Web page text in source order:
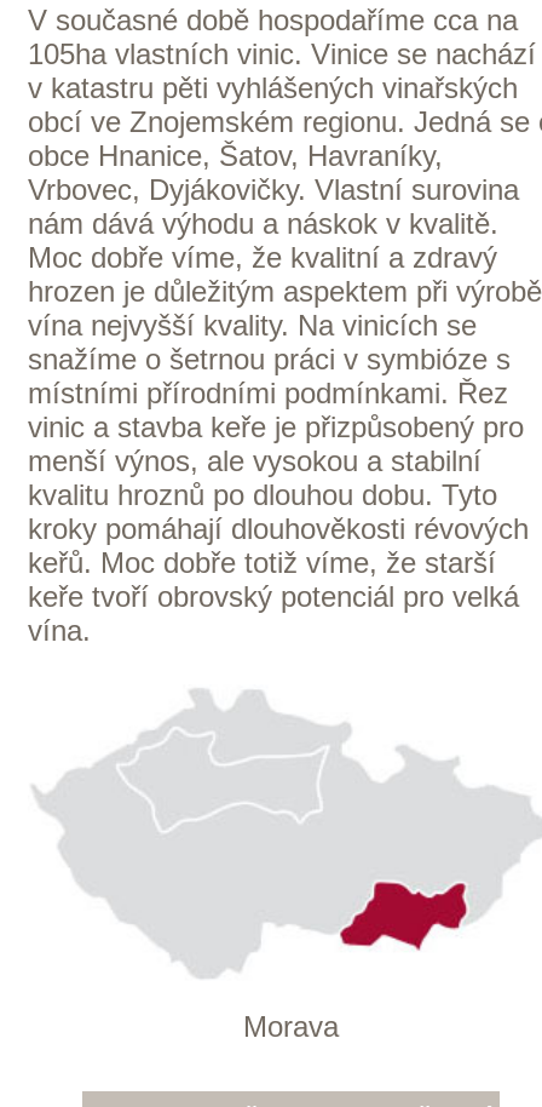
Domů
Naše služby
Vinařství v naší nabídce
Naši zákazníci
E-shop
Zpracování osobních údajů
Dodací a platební podmínky
Reklamační podmínky
Kontakty
Kde nás najdete
Winestore s.r.o.
OC Kunratice, Dobronická 504
148 00 Praha 4
po–pá od 11 do 19 hodin
info@winestore.cz
Prodej alkoholických nápojů je povolen
pouze osobám starším 18 let.
Le Panier, s.r.o. © 2017